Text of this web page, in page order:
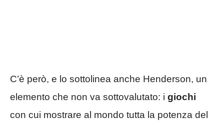
C’è però, e lo sottolinea anche Henderson, un
elemento che non va sottovalutato: i giochi
con cui mostrare al mondo tutta la potenza del